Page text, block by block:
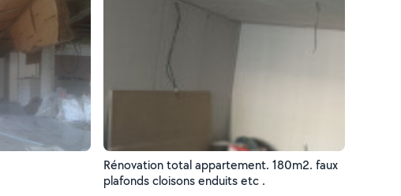
Rénovation total appartement. 180m2. faux
plafonds cloisons enduits etc .